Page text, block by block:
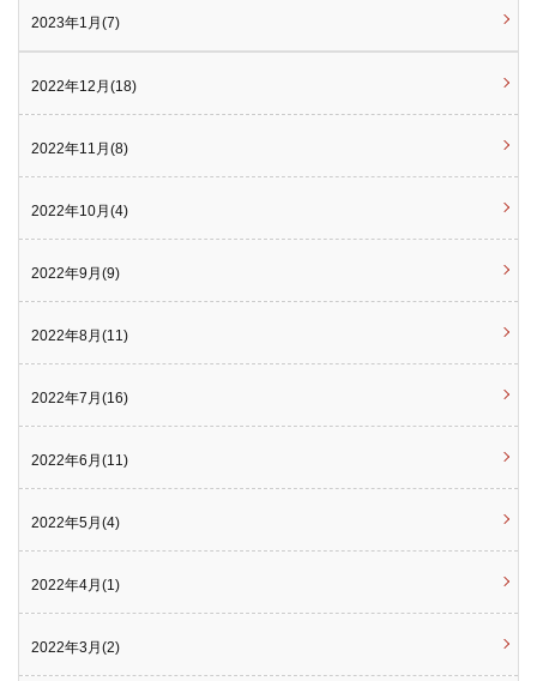
2023年1月(7)
2022年12月(18)
2022年11月(8)
2022年10月(4)
2022年9月(9)
2022年8月(11)
2022年7月(16)
2022年6月(11)
2022年5月(4)
2022年4月(1)
2022年3月(2)